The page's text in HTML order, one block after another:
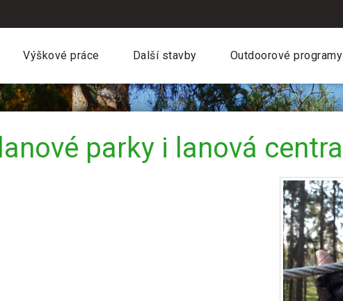
Výškové práce Další stavby Outdoorové programy
parky i lanová centra